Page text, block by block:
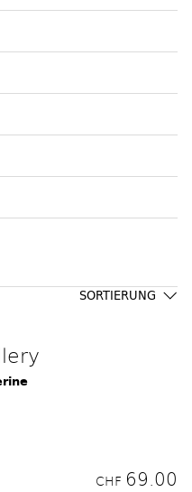
SORTIERUNG
CHF 69.00